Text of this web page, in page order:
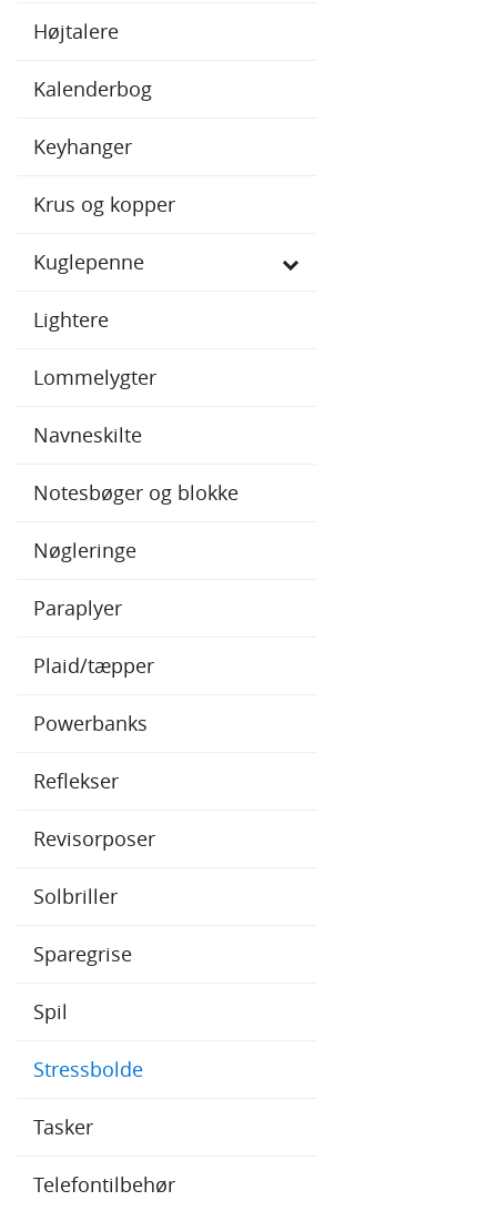
Højtalere
Kalenderbog
Keyhanger
Krus og kopper
Kuglepenne
Baron Kuglepenne
Raja Kuglepenne
Lightere
Lommelygter
Navneskilte
Notesbøger og blokke
Nøgleringe
Paraplyer
Plaid/tæpper
Powerbanks
Reflekser
Revisorposer
Solbriller
Sparegrise
Spil
Stressbolde
Tasker
Telefontilbehør